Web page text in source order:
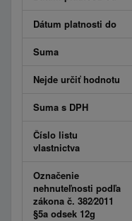
Dátum platnosti do
Suma
Nejde určiť hodnotu
Suma s DPH
Číslo listu
vlastnictva
Označenie
nehnuteľnosti podľa
zákona č. 382⁄2011
§5a odsek 12g